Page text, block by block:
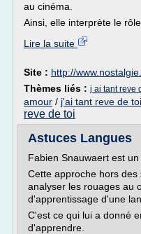
au cinéma.
Ainsi, elle interprète le
Lire la suite
Site : http://
Thèmes liés : j ai tant reve
amour / j'ai tant reve de toi
reve de toi
Astuces Langues
Fabien Snauwaert est
Cette approche hors
analyser les rouages au
d'apprentissage d'une
C'est ce qui lui a donné
d'apprendre.